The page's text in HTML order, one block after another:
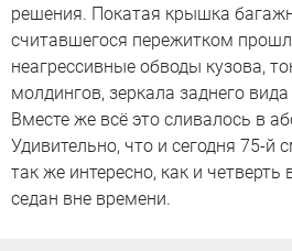
решения. Покатая крышка
считавшегося пережитком
неагрессивные обводы кузова,
молдингов, зеркала заднего
Вместе же всё это сливалось в
Удивительно, что и сегодня 75-й
так же интересно, как и
седан вне времени.